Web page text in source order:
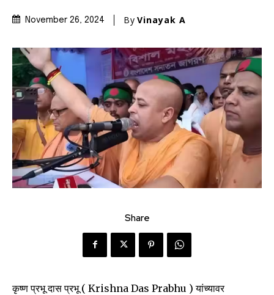
November 26, 2024 By Vinayak A
Share
कृष्ण प्रभू दास प्रभू ( Krishna Das Prabhu ) यांच्यावर